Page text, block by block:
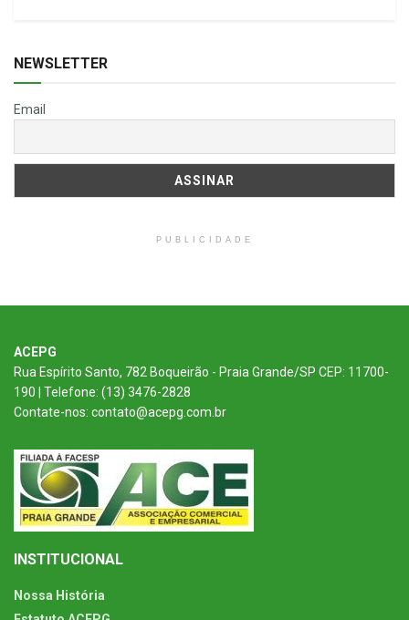
NEWSLETTER
Email
PUBLICIDADE
ACEPG
Rua Espírito Santo, 782 Boqueirão - Praia Grande/SP CEP: 11700-
190 | Telefone: (13) 3476-2828
Contate-nos: contato@acepg.com.br
INSTITUCIONAL
Nossa História